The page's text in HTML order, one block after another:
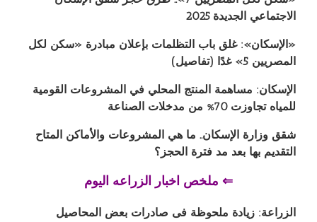
الاجتماعي الجديدة 2025
«الإسكان»: غلق باب التظلمات بإعلان مبادرة «سكن لكل
المصريين 5» غدًا (تفاصيل)
الإسكان: مساهمة المنتج المحلي في المشروعات القومية
للمياه تجاوزت 70% من مدخلات الصناعة
شقق وزارة الإسكان.. ما هي المشروعات والأماكن المتاح
التقديم بها بعد مد فترة الحجز؟
⇐ ملخص اخبار الزراعه اليوم
الزراعة: زيادة ملحوظة فى صادرات بعض المحاصيل